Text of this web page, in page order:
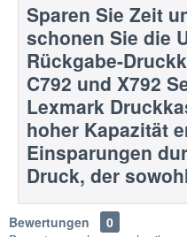
Sparen Sie Zeit
schonen Sie die
Rückgabe-
C792 und X792
Lexmark
hoher Kapazität
Einsparungen
Druck, der
Bewertungen
0